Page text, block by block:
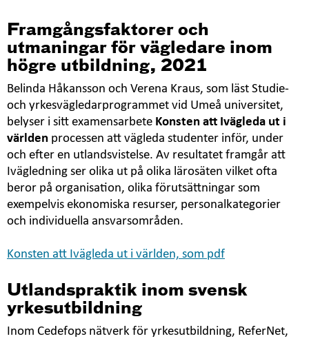
nytt
fönster
Framgångsfaktorer och
utmaningar för vägledare inom
högre utbildning, 2021
Belinda Håkansson och Verena Kraus, som läst Studie-
och yrkesvägledarprogrammet vid Umeå universitet,
belyser i sitt examensarbete Konsten att Ivägleda ut i
världen processen att vägleda studenter inför, under
och efter en utlandsvistelse. Av resultatet framgår att
Ivägledning ser olika ut på olika lärosäten vilket ofta
beror på organisation, olika förutsättningar som
exempelvis ekonomiska resurser, personalkategorier
och individuella ansvarsområden.
Konsten att Ivägleda ut i världen, som pdf
Utlandspraktik inom svensk
yrkesutbildning
Inom Cedefops nätverk för yrkesutbildning, ReferNet,